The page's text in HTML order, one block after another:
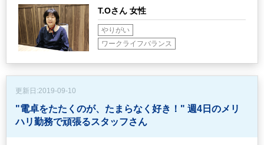
T.Oさん 女性
やりがい
ワークライフバランス
更新日:2019-09-10
"電卓をたたくのが、たまらなく好き！" 週4日のメリ
ハリ勤務で頑張るスタッフさん